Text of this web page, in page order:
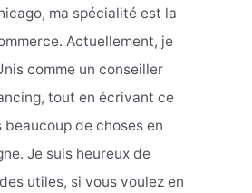
ma spécialité est la
Actuellement, je
comme un conseiller
tout en écrivant ce
beaucoup de choses en
Je suis heureux de
utiles, si vous voulez en